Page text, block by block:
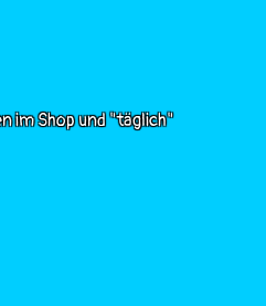
im Shop und "täglich"